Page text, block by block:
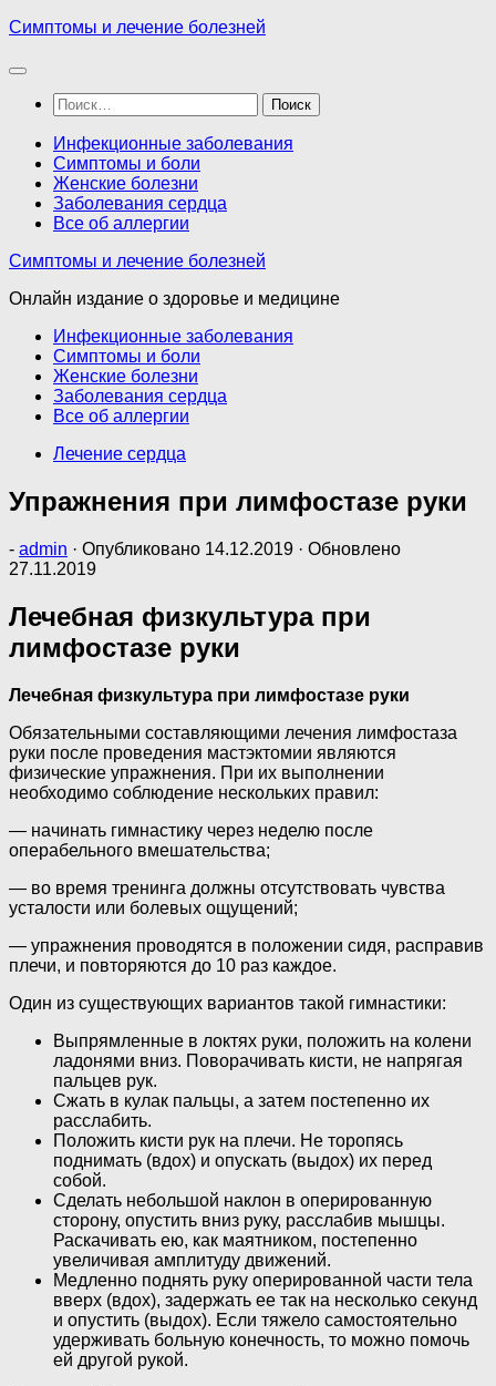
Перейти
содержимому
Симптомы и лечение болезней
Найти:
Инфекционные заболевания
Симптомы и боли
Женские болезни
Заболевания сердца
Все об аллергии
Симптомы и лечение болезней
Онлайн издание о здоровье и медицине
Инфекционные заболевания
Симптомы и боли
Женские болезни
Заболевания сердца
Все об аллергии
Лечение сердца
Упражнения при лимфостазе руки
- admin · Опубликовано 14.12.2019 · Обновлено
27.11.2019
Лечебная физкультура при
лимфостазе руки
Лечебная физкультура при лимфостазе руки
Обязательными составляющими лечения лимфостаза
руки после проведения мастэктомии являются
физические упражнения. При их выполнении
необходимо соблюдение нескольких правил:
— начинать гимнастику через неделю после
операбельного вмешательства;
— во время тренинга должны отсутствовать чувства
усталости или болевых ощущений;
— упражнения проводятся в положении сидя, расправив
плечи, и повторяются до 10 раз каждое.
Один из существующих вариантов такой гимнастики:
Выпрямленные в локтях руки, положить на колени
ладонями вниз. Поворачивать кисти, не напрягая
пальцев рук.
Сжать в кулак пальцы, а затем постепенно их
расслабить.
Положить кисти рук на плечи. Не торопясь
поднимать (вдох) и опускать (выдох) их перед
собой.
Сделать небольшой наклон в оперированную
сторону, опустить вниз руку, расслабив мышцы.
Раскачивать ею, как маятником, постепенно
увеличивая амплитуду движений.
Медленно поднять руку оперированной части тела
вверх (вдох), задержать ее так на несколько секунд
и опустить (выдох). Если тяжело самостоятельно
удерживать больную конечность, то можно помочь
ей другой рукой.